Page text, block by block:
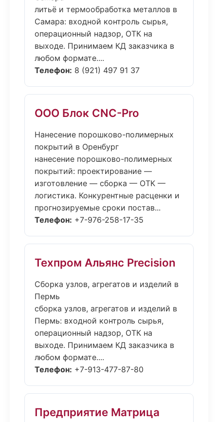
литьё и термообработка металлов в
Самара: входной контроль сырья,
операционный надзор, ОТК на
выходе. Принимаем КД заказчика в
любом формате....
Телефон: 8 (921) 497 91 37
ООО Блок CNC-Pro
Нанесение порошково-полимерных
покрытий в Оренбург
нанесение порошково-полимерных
покрытий: проектирование —
изготовление — сборка — ОТК —
логистика. Конкурентные расценки и
прогнозируемые сроки постав...
Телефон: +7-976-258-17-35
Техпром Альянс Precision
Сборка узлов, агрегатов и изделий в
Пермь
сборка узлов, агрегатов и изделий в
Пермь: входной контроль сырья,
операционный надзор, ОТК на
выходе. Принимаем КД заказчика в
любом формате....
Телефон: +7-913-477-87-80
Предприятие Матрица